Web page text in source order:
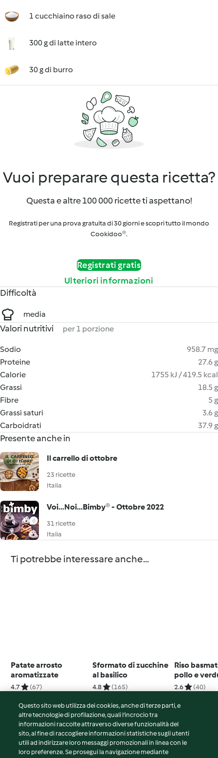
1 cucchiaino raso di sale
300 g di latte intero
30 g di burro
Vuoi preparare questa ricetta?
Questa e altre 100 000 ricette ti aspettano!
Registrati per una prova gratuita di 30 giorni e scopri tutto il mondo
Cookidoo®.
Registrati gratis
Ulteriori informazioni
Difficoltà
media
Valori nutritivi per 1 porzione
Sodio
958.7 mg
Proteine
27.6 g
Calorie
1755 kJ / 419.5 kcal
Grassi
18.5 g
Fibre
5 g
Grassi saturi
3.6 g
Carboidrati
37.9 g
Presente anche in
Il carrello di ottobre
23 ricette
Italia
Voi...Noi...Bimby® - Ottobre 2022
31 ricette
Italia
Ti potrebbe interessare anche...
Patate arrosto
aromatizzate
4.7 (67)
Sformato di zucchine
al basilico
4.8 (165)
Riso
pollo e
(Modalità
2.6 (40)
© Copyright 2026
Termini del servizio
Questo sito web utilizza dei cookies, anche di terze parti, e
altre tecnologie di profilazione, quali l’incrocio tra
informazioni raccolte attraverso diverse funzionalità del
sito, al fine di raccogliere informazioni statistiche sugli utenti
utili ad indirizzare loro messaggi promozionali in linea con le
loro preferenze. Se prosegui la navigazione mediante